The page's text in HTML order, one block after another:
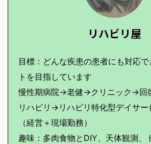
リハビリ屋
目標：どんな疾患の患者にも対応
トを目指しています
慢性期病院→老健→クリニック→回
リハビリ→リハビリ特化型デイサー
（経営＋現場勤務）
趣味：多肉食物とDIY、天体観測、